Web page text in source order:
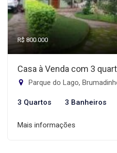
R$ 800.000
Casa à Venda com 3
Parque do Lago,
3 Quartos 3 Banheiros
Mais informações